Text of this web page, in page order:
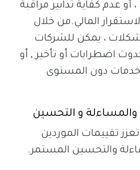
أو عدم كفاية تدابير مراقبة
المالي.من خلال
، يمكن للشركات
اضطرابات أو تأخير , أو
خدمات دون المستوى
والمساءلة و التحسين
تقييمات الموردين
والتحسين المستمر.